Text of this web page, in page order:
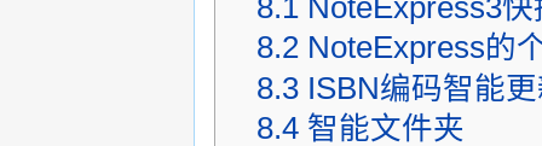
8.1 NoteExpress3
8.2 NoteExpress的
8.3 ISBN编码智能
8.4 智能文件夹